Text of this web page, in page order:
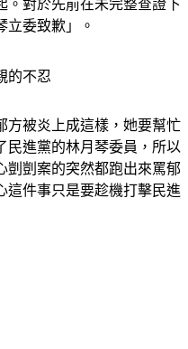
。對於先前在未完整查證下
立委致歉」。
的不忍
方被炎上成這樣，她要幫忙
民進黨的林月琴委員，所以
剴剴案的突然都跑出來罵郁
這件事只是要趁機打擊民進